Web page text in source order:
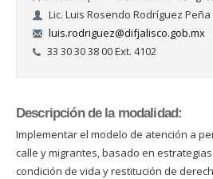
Lic. Luis Rosendo Rodríguez Peña
luis.rodriguez@difjalisco.gob.mx
33 30 30 38 00 Ext. 4102
Descripción de la modalidad:
Implementar el modelo de atención a
calle y migrantes, basado en
condición de vida y restitución de